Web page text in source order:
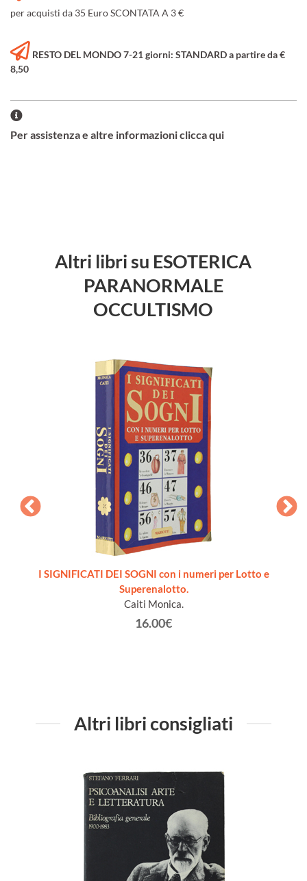
per acquisti da 35 Euro SCONTATA A 3 €
RESTO DEL MONDO 7-21 giorni: STANDARD a partire da €
8,50
Per assistenza e altre informazioni clicca qui
Altri libri su ESOTERICA
PARANORMALE
OCCULTISMO
I SIGNIFICATI DEI SOGNI con i numeri per Lotto e
Superenalotto.
Caiti Monica.
16.00€
Altri libri consigliati